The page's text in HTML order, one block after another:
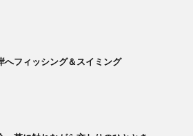
へフィッシング＆スイミング